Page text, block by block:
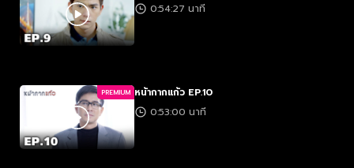
0:54:27 นาที
PREMIUM หน้ากากแก้ว EP.10
0:53:00 นาที